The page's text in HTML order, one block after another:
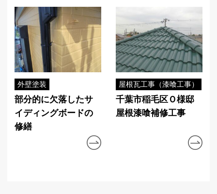
外壁塗装
部分的に欠落したサ
イディングボードの
修繕
屋根瓦工事（漆喰工事）
千葉市稲毛区Ｏ様邸
屋根漆喰補修工事